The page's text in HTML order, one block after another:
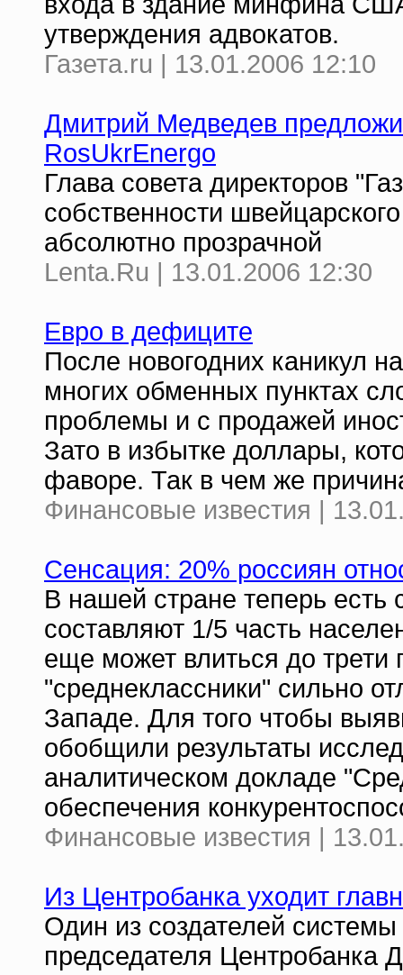
утверждения адвокатов.
Газета.ru | 13.01.2006 12:10
Дмитрий Медведев
RosUkrEnergo
Глава совета директоров
собственности
абсолютно прозрачной
Lenta.Ru | 13.01.2006 12:30
Евро в дефиците
После новогодних каникул
многих обменных пунктах
проблемы и с продажей
Зато в избытке доллары,
фаворе. Так в чем же
Финансовые известия |
Сенсация: 20% россиян
В нашей стране теперь есть
составляют 1/5 часть
еще может влиться до
"среднеклассники" сильно
Западе. Для того чтобы
обобщили результаты
аналитическом докладе
обеспечения
Финансовые известия |
Из Центробанка уходит
Один из создателей
председателя Центробанка